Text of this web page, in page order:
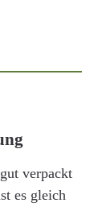
verpackt
es gleich